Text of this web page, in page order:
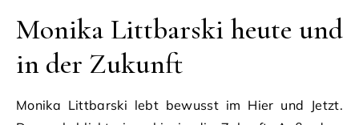
Monika Littbarski heute und
in der Zukunft
Monika Littbarski lebt bewusst im Hier und Jetzt.